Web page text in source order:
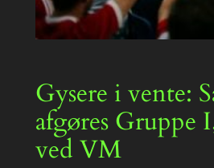
Gysere i vente:
afgøres Gruppe
ved VM